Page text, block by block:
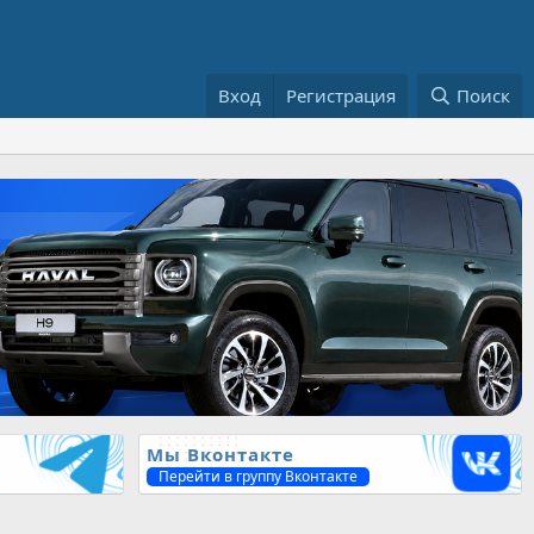
Вход Регистрация Поиск
Мы Вконтакте
Перейти в группу Вконтакте